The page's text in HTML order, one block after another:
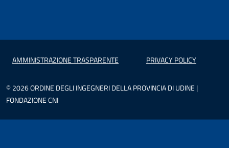
AMMINISTRAZIONE TRASPARENTE PRIVACY POLICY
© 2026 ORDINE DEGLI INGEGNERI DELLA PROVINCIA DI UDINE |
FONDAZIONE CNI